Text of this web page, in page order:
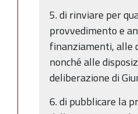
5. di rinviare per
provvedimento e
finanziamenti, alle
nonché alle
deliberazione di
6. di pubblicare la